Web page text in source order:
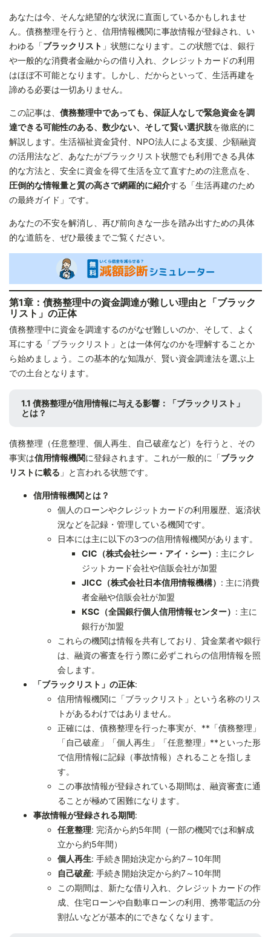
3.2 労働組合の支援制度：労働者のためのセーフティネッ
ト
4.1 質屋の活用：手軽さとリスク
4.2 少額融資アプリ・サービス（条件付き）：慎重な見極
めを
4.3 親族・友人からの借り入れ：最終手段と人間関係への
配慮
4.4 フリマアプリやリサイクルショップでの現金化：不用
品の活用
5.1 なぜ緊急資金が必要になったのか、その根本原因を考
える
5.2 債務整理を依頼した弁護士・司法書士への相談が最優
5.3 新たな借金を増やさないための心構え
5.4 困った時の相談先リスト
あなたは今、そんな絶望的な状況に直面しているかもしれませ
ん。債務整理を行うと、信用情報機関に事故情報が登録され、い
わゆる「ブラックリスト 」状態になります。この状態では、銀行
や一般的な消費者金融からの借り入れ、クレジットカードの利用
はほぼ不可能となります。しかし、だからといって、生活再建を
諦める必要は一切ありません。
この記事は、 債務整理中であっても、保証人なしで緊急資金を調
達できる可能性のある、数少ない、そして賢い選択肢を徹底的に
解説します。生活福祉資金貸付、NPO法人による支援、少額融資
の活用法など、あなたがブラックリスト状態でも利用できる具体
的な方法と、安全に資金を得て生活を立て直すための注意点を、
圧倒的な情報量と質の高さで網羅的に紹介する「生活再建のため
の最終ガイド」です。
あなたの不安を解消し、再び前向きな一歩を踏み出すための具体
的な道筋を、ぜひ最後までご覧ください。
第1章：債務整理中の資金調達が難しい理由と「ブラック
リスト」の正体
債務整理中に資金を調達するのがなぜ難しいのか、そして、よく
耳にする「ブラックリスト」とは一体何なのかを理解することか
ら始めましょう。この基本的な知識が、賢い資金調達法を選ぶ上
での土台となります。
1.1 債務整理が信用情報に与える影響：「ブラックリスト」
とは？
債務整理（任意整理、個人再生、自己破産など）を行うと、その
事実は信用情報機関に登録されます。これが一般的に「ブラック
リストに載る 」と言われる状態です。
信用情報機関とは？
個人のローンやクレジットカードの利用履歴、返済状
況などを記録・管理している機関です。
日本には主に以下の3つの信用情報機関があります。
CIC（株式会社シー・アイ・シー） : 主にクレ
ジットカード会社や信販会社が加盟
JICC（株式会社日本信用情報機構） : 主に消費
者金融や信販会社が加盟
KSC（全国銀行個人信用情報センター） : 主に
銀行が加盟
これらの機関は情報を共有しており、貸金業者や銀行
は、融資の審査を行う際に必ずこれらの信用情報を照
会します。
「ブラックリスト」の正体:
信用情報機関に「ブラックリスト」という名称のリス
トがあるわけではありません。
正確には、債務整理を行った事実が、**「債務整理」
「自己破産」「個人再生」「任意整理」**といった形
で信用情報に記録（事故情報）されることを指しま
す。
この事故情報が登録されている期間は、融資審査に通
ることが極めて困難になります。
事故情報が登録される期間:
任意整理: 完済から約5年間（一部の機関では和解成
立から約5年間）
個人再生: 手続き開始決定から約7～10年間
自己破産: 手続き開始決定から約7～10年間
この期間は、新たな借り入れ、クレジットカードの作
成、住宅ローンや自動車ローンの利用、携帯電話の分
割払いなどが基本的にできなくなります。